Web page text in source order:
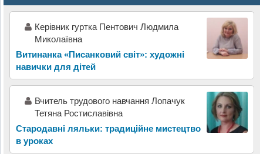
Керівник гуртка Пентович Людмила
Миколаївна
Витинанка «Писанковий світ»: художні
навички для дітей
Вчитель трудового навчання Лопачук
Тетяна Ростиславівна
Стародавні ляльки: традиційне мистецтво
в уроках